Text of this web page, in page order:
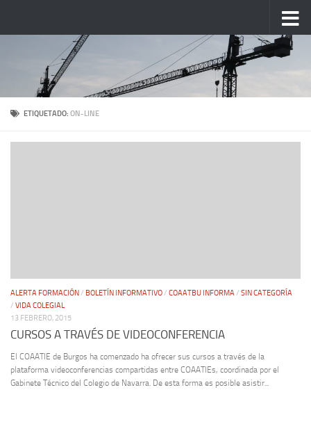
ETIQUETADO: ON-LINE
ALERTA FORMACIÓN/ BOLETÍN INFORMATIVO/ COAATBU INFORMA/ SIN CATEGORÍA
/ VIDA COLEGIAL
13 FEBRERO, 2015
CURSOS A TRAVÉS DE VIDEOCONFERENCIA
El COAATIE de Burgos ha comenzado ha ofrecer sus cursos a través de la
plataforma videoconferencias compartidas entre COAATIEs, coordinada por el
Gabinete Técnico del Colegio de Navarra. De esta forma es posible asistir...